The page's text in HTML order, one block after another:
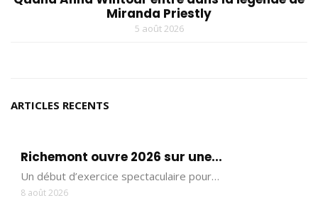
Miranda Priestly
5 août 2026
ARTICLES RECENTS
Richemont ouvre 2026 sur une...
Un début d’exercice spectaculaire pour…
8 août 2026